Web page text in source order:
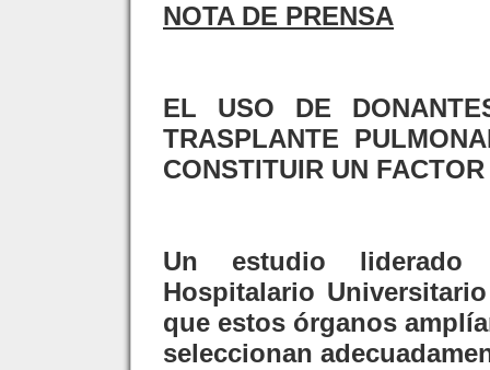
NOTA DE PRENSA
EL USO DE
TRASPLANTE
CONSTITUIR UN
Un estudio liderado
Hospitalario
que estos órganos
seleccionan